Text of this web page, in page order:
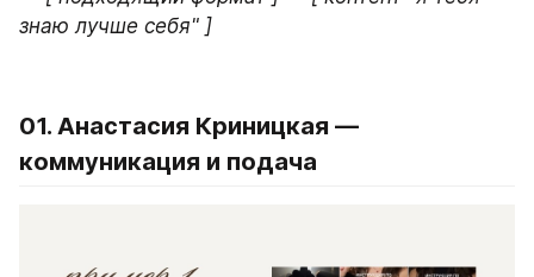
знаю лучше себя" ]
01. Анастасия Криницкая —
коммуникация и подача